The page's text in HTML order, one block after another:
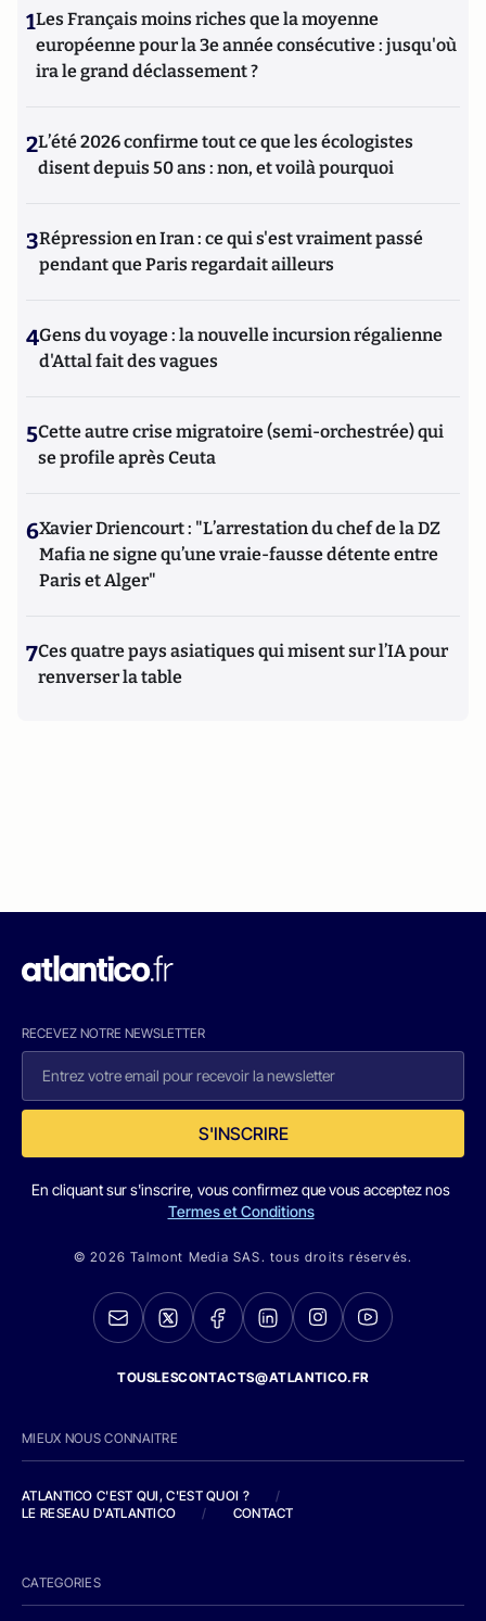
1Les Français moins riches que la moyenne
européenne pour la 3e année consécutive : jusqu'où
ira le grand déclassement ?
2L’été 2026 confirme tout ce que les écologistes
disent depuis 50 ans : non, et voilà pourquoi
3Répression en Iran : ce qui s'est vraiment passé
pendant que Paris regardait ailleurs
4Gens du voyage : la nouvelle incursion régalienne
d'Attal fait des vagues
5Cette autre crise migratoire (semi-orchestrée) qui
se profile après Ceuta
6Xavier Driencourt : "L’arrestation du chef de la DZ
Mafia ne signe qu’une vraie-fausse détente entre
Paris et Alger"
7Ces quatre pays asiatiques qui misent sur l’IA pour
renverser la table
RECEVEZ NOTRE NEWSLETTER
S'INSCRIRE
En cliquant sur s'inscrire, vous confirmez que vous acceptez nos
Termes et Conditions
© 2026 Talmont Media SAS. tous droits réservés.
TOUSLESCONTACTS@ATLANTICO.FR
MIEUX NOUS CONNAITRE
ATLANTICO C'EST QUI, C'EST QUOI ?
/
LE RESEAU D'ATLANTICO
/ CONTACT
CATEGORIES